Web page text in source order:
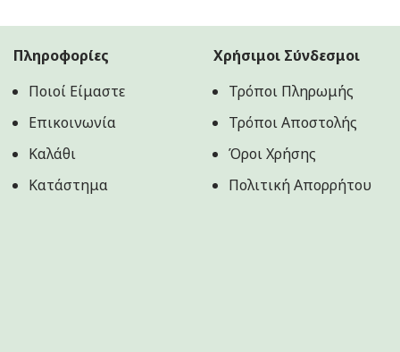
Πληροφορίες
Ποιοί Είμαστε
Επικοινωνία
Καλάθι
Κατάστημα
Χρήσιμοι Σύνδεσμοι
Τρόποι Πληρωμής
Τρόποι Αποστολής
Όροι Χρήσης
Πολιτική Aπορρήτου